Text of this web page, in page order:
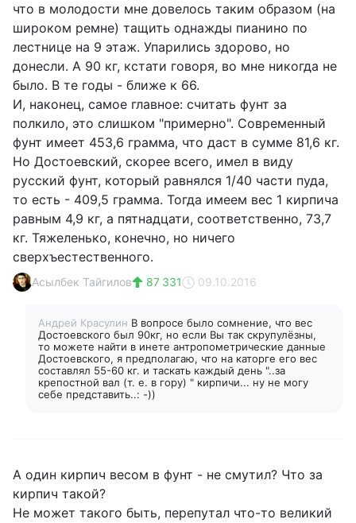
что в молодости мне довелось таким образом (на
широком ремне) тащить однажды пианино по
лестнице на 9 этаж. Упарились здорово, но
донесли. А 90 кг, кстати говоря, во мне никогда не
было. В те годы - ближе к 66.
И, наконец, самое главное: считать фунт за
полкило, это слишком "примерно". Современный
фунт имеет 453,6 грамма, что даст в сумме 81,6 кг.
Но Достоевский, скорее всего, имел в виду
русский фунт, который равнялся 1/40 части пуда,
то есть - 409,5 грамма. Тогда имеем вес 1 кирпича
равным 4,9 кг, а пятнадцати, соответственно, 73,7
кг. Тяжеленько, конечно, но ничего
сверхъестественного.
Асылбек Тайгилов 87 331 09.10.2016
Андрей Красулин В вопросе было сомнение, что вес
Достоевского был 90кг, но если Вы так скрупулёзны,
то можете найти в инете антропометрические данные
Достоевского, я предполагаю, что на каторге его вес
составлял 55-60 кг. и таскать каждый день "..за
крепостной вал (т. е. в гору) " кирпичи... ну не могу
себе представить..: -))
А один кирпич весом в фунт - не смутил? Что за
кирпич такой?
Не может такого быть, перепутал что-то великий